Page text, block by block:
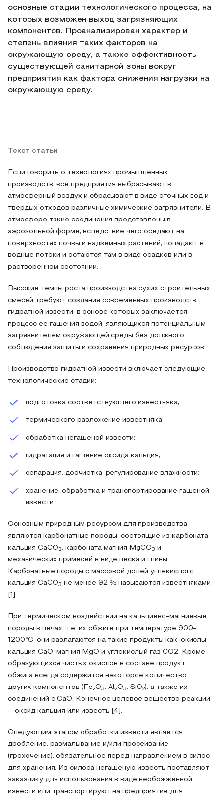
основные стадии технологического процесса, на
которых возможен выход загрязняющих
компонентов. Проанализирован характер и
степень влияния таких факторов на
окружающую среду, а также эффективность
существующей санитарной зоны вокруг
предприятия как фактора снижения нагрузки на
окружающую среду.
Текст статьи
Если говорить о технологиях промышленных
производств, все предприятия выбрасывают в
атмосферный воздух и сбрасывают в виде сточных вод и
твердых отходов различные химические загрязнители. В
атмосфере такие соединения представлены в
аэрозольной форме, вследствие чего оседают на
поверхностях почвы и надземных растений, попадают в
водные потоки и остаются там в виде осадков или в
растворенном состоянии.
Высокие темпы роста производства сухих строительных
смесей требуют создания современных производств
гидратной извести, в основе которых заключается
процесс ее гашения водой, являющихся потенциальным
загрязнителем окружающей среды без должного
соблюдения защиты и сохранения природных ресурсов.
Производство гидратной извести включает следующие
технологические стадии:
подготовка соответствующего известняка;
термического разложение известняка;
обработка негашеной извести;
гидратация и гашение оксида кальция;
сепарация, доочистка, регулирование влажности;
хранение, обработка и транспортирование гашеной
извести.
Основным природным ресурсом для производства
являются карбонатные породы, состоящие из карбоната
кальция СаСО3 , карбоната магния МgСО3 и
механических примесей в виде песка и глины.
Карбонатные породы с массовой долей углекислого
кальция СаСО3 не менее 92 % называются известняками
[1].
При термическом воздействии на кальциево-магниевые
породы в печах, т.е. их обжиге при температуре 900-
1200°С, они разлагаются на такие продукты как: окислы
кальция СаО, магния МgО и углекислый газ СО2. Кроме
образующихся чистых окислов в составе продукт
обжига всегда содержится некоторое количество
других компонентов (Fe2О3 , Al2O3 , SiO2), а также их
соединений с СаО. Конечное целевое вещество реакции
– оксид кальция или известь [4].
Следующим этапом обработки извести является
дробление, размалывание и/или просеивание
(грохочение), обязательное перед направлением в силос
для хранения. Из силоса негашеную известь поставляют
заказчику для использования в виде необожженной
извести или транспортируют на предприятие для